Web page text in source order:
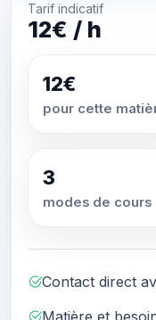
Tarif indicatif
12€ / h
12€
pour cette
3
modes de cours
Contact direct
Matière et